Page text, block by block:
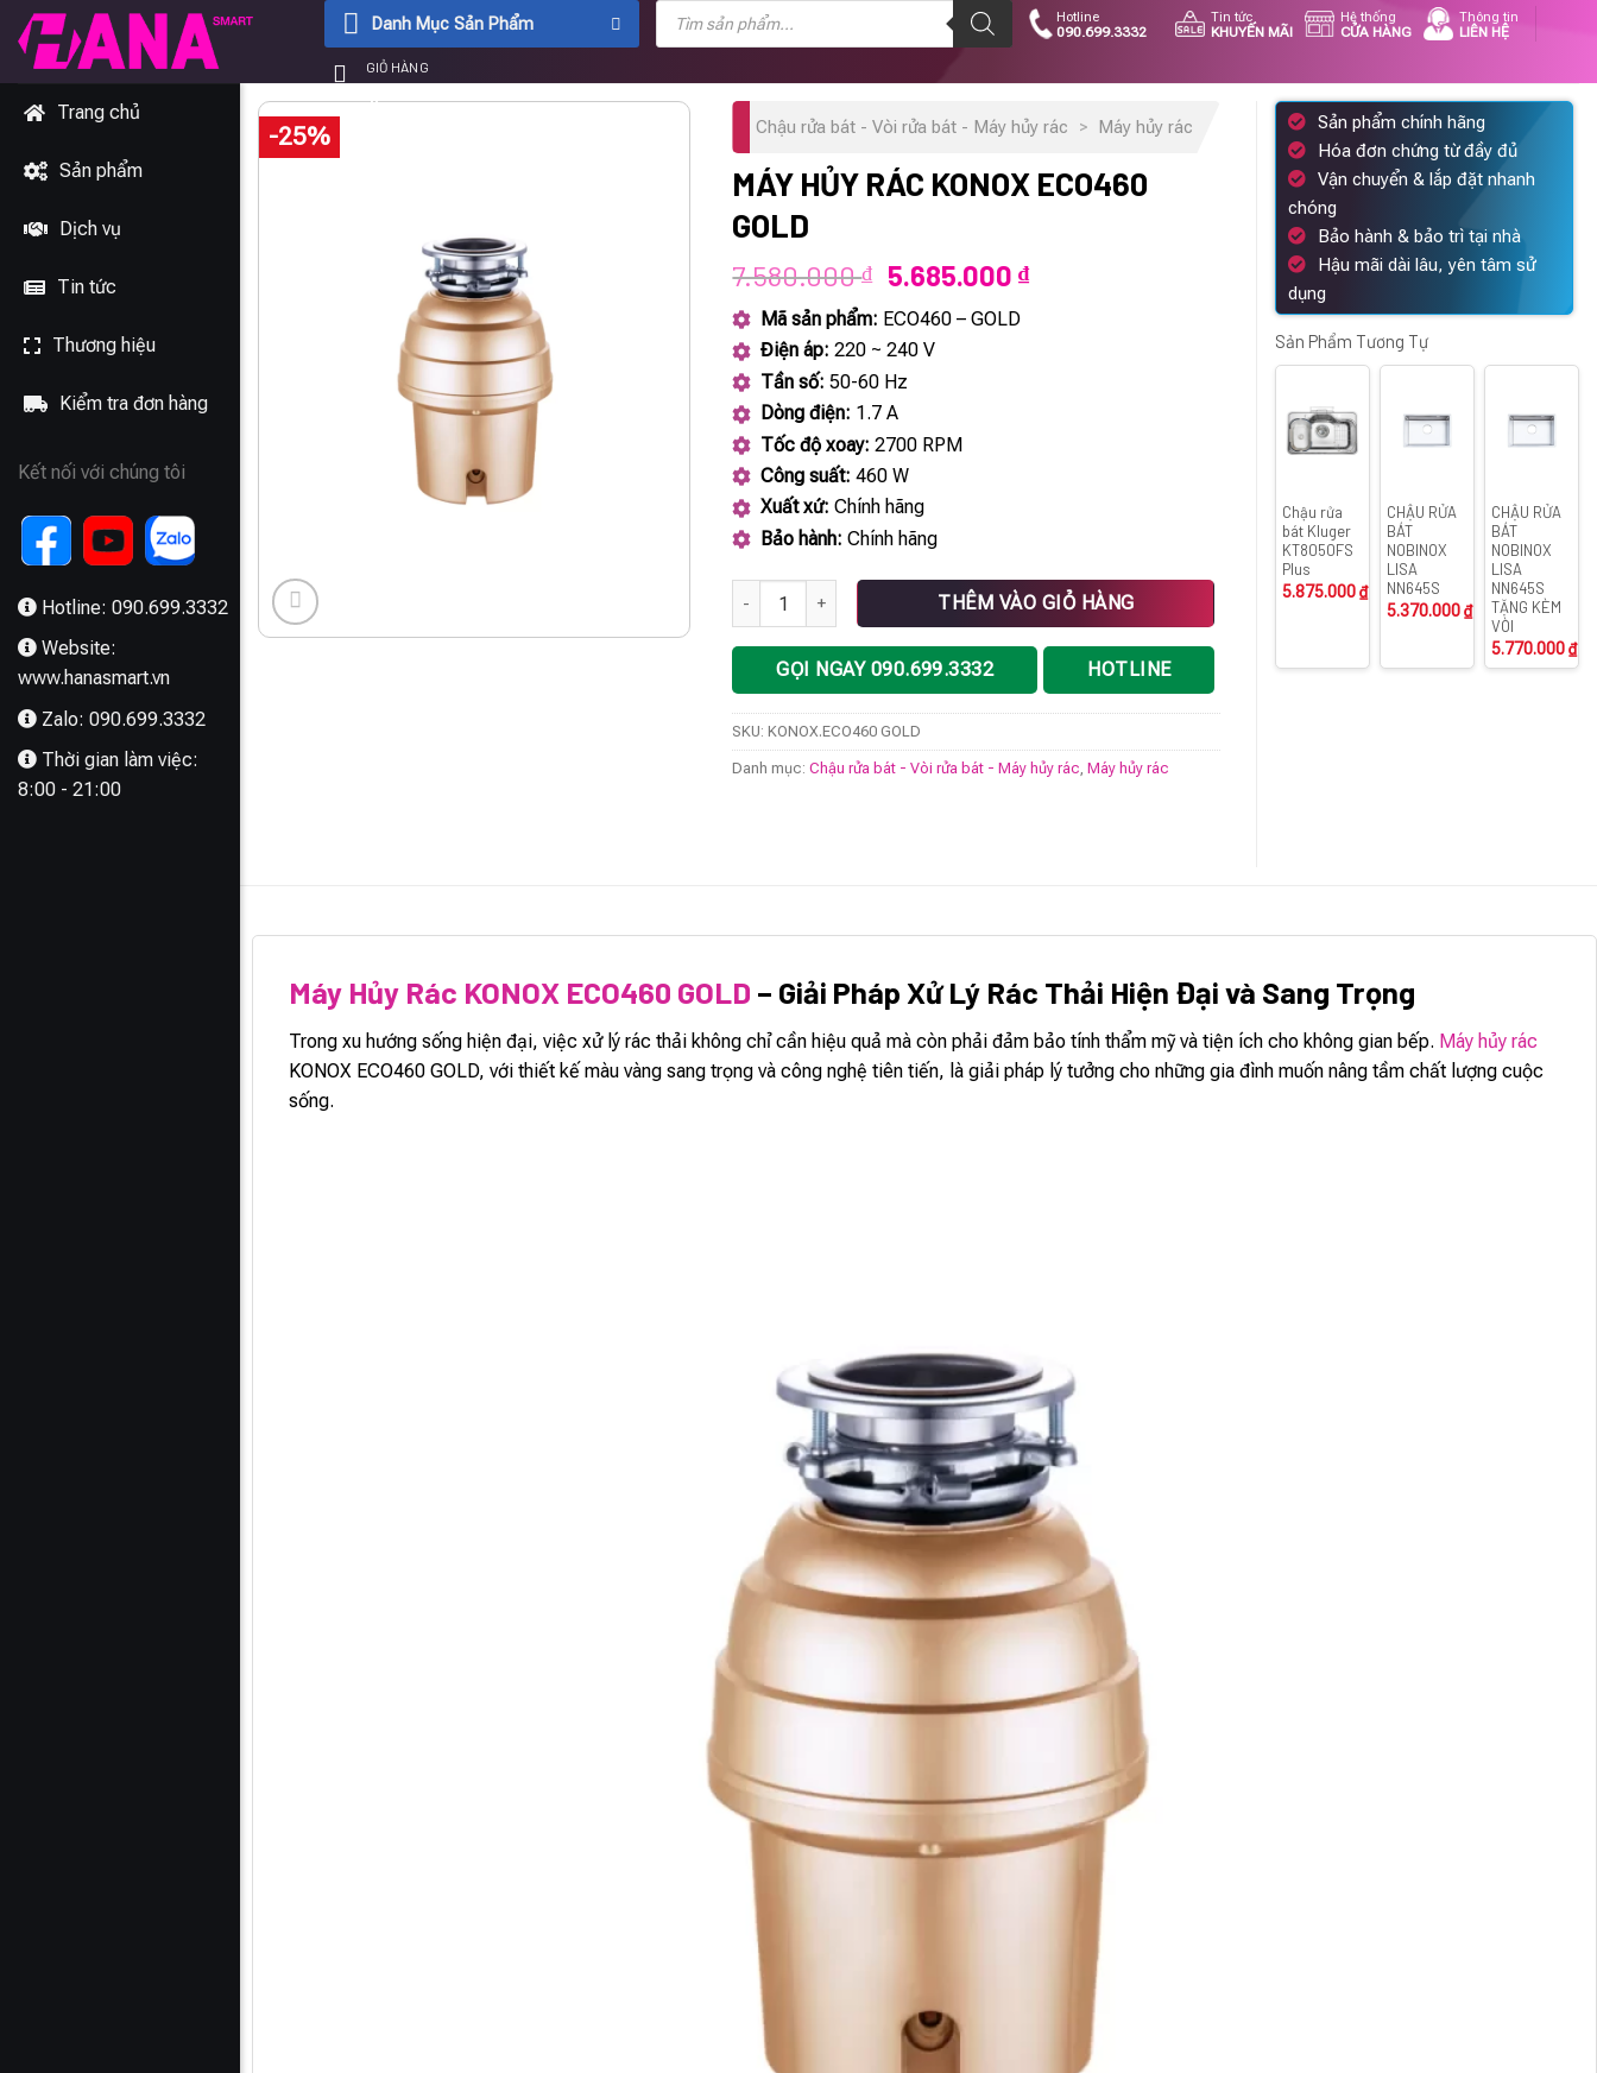
Chuyển
đến
dung
Danh Mục Sản Phẩm
Tìm
kiếm
phẩm
Hotline
090.699.3332
Tin tức
KHUYẾN MÃI
Hệ thống
CỬA HÀNG
Thông tin
LIÊN HỆ
GIỎ HÀNG
0₫
Trang chủ
Sản phẩm
Dịch vụ
Tin tức
Thương hiệu
Kiểm tra đơn hàng
Kết nối với chúng tôi
Hotline: 090.699.3332
Website:
www.hanasmart.vn
Zalo: 090.699.3332
Thời gian làm việc:
8:00 - 21:00
-25% Chậu rửa bát - Vòi rửa bát - Máy hủy rác > Máy hủy rác
MÁY HỦY RÁC KONOX ECO460
GOLD
7.580.000₫
Giá
gốc
là:
7.580.000 ₫.
5.685.000 ₫Giá
Mã sản phẩm: ECO460 – GOLD
Điện áp: 220 ~ 240 V
Tần số: 50-60 Hz
Dòng điện: 1.7 A
Tốc độ xoay: 2700 RPM
Công suất: 460 W
Xuất xứ: Chính hãng
Bảo hành: Chính hãng
Máy hủy rác KONOX ECO460 GOLD số lượng
THÊM VÀO GIỎ HÀNG
GỌI NGAY 090.699.3332 HOTLINE
SKU:KONOX.ECO460 GOLD
Danh mục:Chậu rửa bát - Vòi rửa bát - Máy hủy rác,Máy hủy rác
Sản phẩm chính hãng
Hóa đơn chứng từ đầy đủ
Vận chuyển & lắp đặt nhanh
chóng
Bảo hành & bảo trì tại nhà
Hậu mãi dài lâu, yên tâm sử
dụng
Sản Phẩm Tương Tự
Chậu rửa
bát Kluger
KT8050FS
Plus
5.875.000₫
CHẬU RỬA
BÁT
NOBINOX
LISA
NN645S
5.370.000₫
CHẬU RỬA
BÁT
NOBINOX
LISA
NN645S
TẶNG KÈM
VÒI
5.770.000₫
Máy Hủy Rác KONOX ECO460 GOLD – Giải Pháp Xử Lý Rác Thải Hiện Đại và Sang Trọng
Trong xu hướng sống hiện đại, việc xử lý rác thải không chỉ cần hiệu quả mà còn phải đảm bảo tính thẩm mỹ và tiện ích cho không gian bếp. Máy hủy rác
KONOX ECO460 GOLD, với thiết kế màu vàng sang trọng và công nghệ tiên tiến, là giải pháp lý tưởng cho những gia đình muốn nâng tầm chất lượng cuộc
sống.